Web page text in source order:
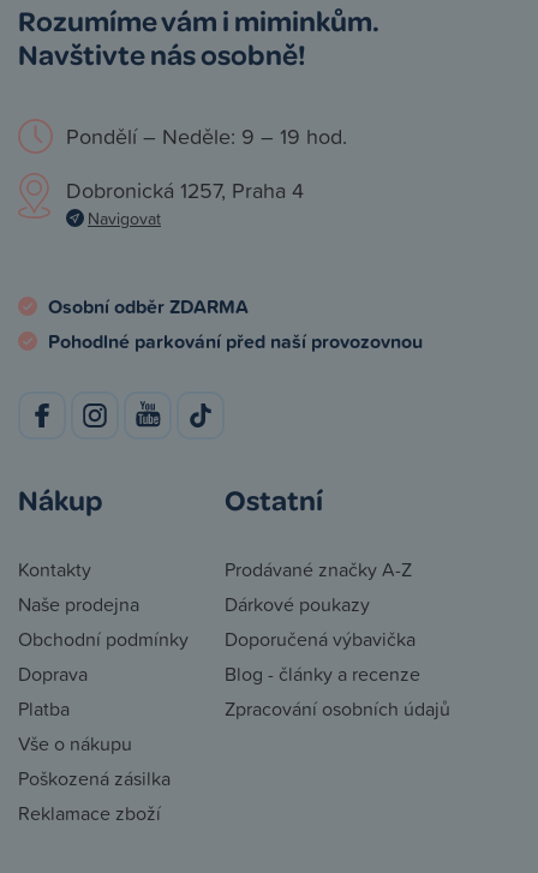
Rozumíme vám i miminkům.
Navštivte nás osobně!
Pondělí – Neděle: 9 – 19 hod.
Dobronická 1257, Praha 4
Navigovat
Osobní odběr ZDARMA
Pohodlné parkování před naší provozovnou
Nákup
Kontakty
Naše prodejna
Obchodní podmínky
Doprava
Platba
Vše o nákupu
Poškozená zásilka
Reklamace zboží
Ostatní
Prodávané značky A-Z
Dárkové poukazy
Doporučená výbavička
Blog - články a recenze
Zpracování osobních údajů